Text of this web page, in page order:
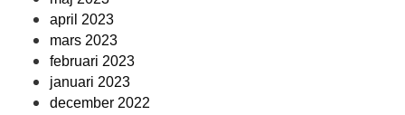
april 2023
mars 2023
februari 2023
januari 2023
december 2022